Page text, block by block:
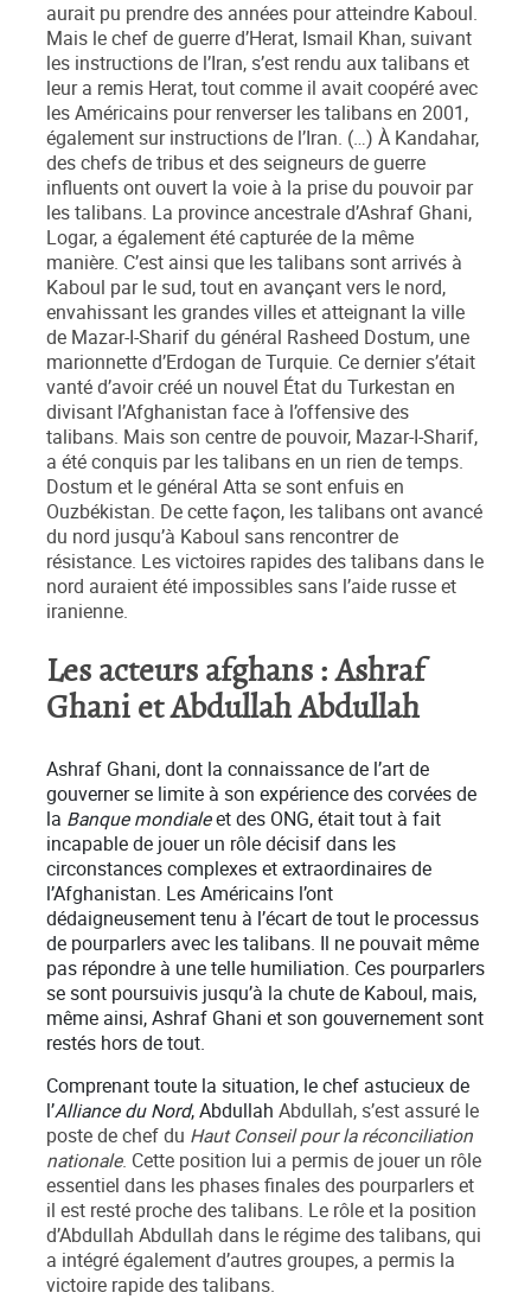
aurait pu prendre des années pour atteindre Kaboul.
Mais le chef de guerre d’Herat, Ismail Khan, suivant
les instructions de l’Iran, s’est rendu aux talibans et
leur a remis Herat, tout comme il avait coopéré avec
les Américains pour renverser les talibans en 2001,
également sur instructions de l’Iran. (…) À Kandahar,
des chefs de tribus et des seigneurs de guerre
influents ont ouvert la voie à la prise du pouvoir par
les talibans. La province ancestrale d’Ashraf Ghani,
Logar, a également été capturée de la même
manière. C’est ainsi que les talibans sont arrivés à
Kaboul par le sud, tout en avançant vers le nord,
envahissant les grandes villes et atteignant la ville
de Mazar-I-Sharif du général Rasheed Dostum, une
marionnette d’Erdogan de Turquie. Ce dernier s’était
vanté d’avoir créé un nouvel État du Turkestan en
divisant l’Afghanistan face à l’offensive des
talibans. Mais son centre de pouvoir, Mazar-I-Sharif,
a été conquis par les talibans en un rien de temps.
Dostum et le général Atta se sont enfuis en
Ouzbékistan. De cette façon, les talibans ont avancé
du nord jusqu’à Kaboul sans rencontrer de
résistance. Les victoires rapides des talibans dans le
nord auraient été impossibles sans l’aide russe et
iranienne.
Les acteurs afghans : Ashraf
Ghani et Abdullah Abdullah
Ashraf Ghani, dont la connaissance de l’art de
gouverner se limite à son expérience des corvées de
la Banque mondialeet des ONG, était tout à fait
incapable de jouer un rôle décisif dans les
circonstances complexes et extraordinaires de
l’Afghanistan. Les Américains l’ont
dédaigneusement tenu à l’écart de tout le processus
de pourparlers avec les talibans. Il ne pouvait même
pas répondre à une telle humiliation. Ces pourparlers
se sont poursuivis jusqu’à la chute de Kaboul, mais,
même ainsi, Ashraf Ghani et son gouvernement sont
restés hors de tout.
Comprenant toute la situation, le chef astucieux de
l’Alliance du Nord, Abdullah Abdullah, s’est assuré le
poste de chef du Haut Conseil pour la réconciliation
nationale. Cette position lui a permis de jouer un rôle
essentiel dans les phases finales des pourparlers et
il est resté proche des talibans. Le rôle et la position
d’Abdullah Abdullah dans le régime des talibans, qui
a intégré également d’autres groupes, a permis la
victoire rapide des talibans.